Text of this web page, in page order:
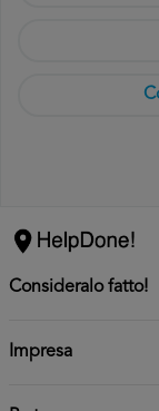
Consideralo fatto!
Impresa